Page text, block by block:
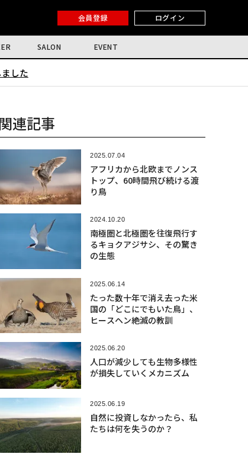
会員登録 ログイン
SALON EVENT
した
連記事
2025.07.04
アフリカから北欧までノンス
トップ、60時間飛び続ける渡
り鳥
2024.10.20
南極圏と北極圏を往復飛行す
るキョクアジサシ、その驚き
の生態
2025.06.14
たった数十年で消え去った米
国の「どこにでもいた鳥」、
ヒースヘン絶滅の教訓
2025.06.20
人口が減少しても生物多様性
が損失していくメカニズム
2025.06.19
自然に投資しなかったら、私
たちは何を失うのか？